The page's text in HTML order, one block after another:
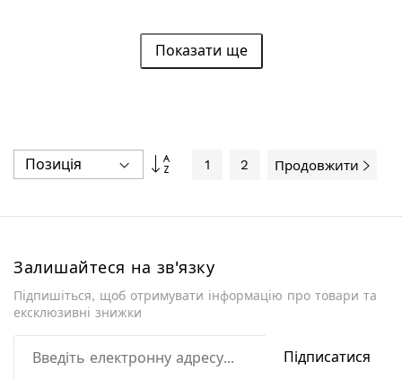
Показати ще
Сортувати
1 2 Продовжити
Залишайтеся на зв'язку
Підпишіться, щоб отримувати інформацію про товари та
ексклюзивні знижки
Підписатися